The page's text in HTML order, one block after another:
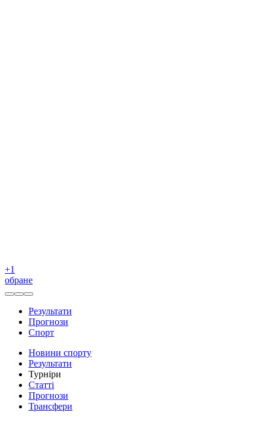
+1
обране
Результати
Прогнози
Спорт
Новини спорту
Результати
Турніри
Статті
Прогнози
Трансфери